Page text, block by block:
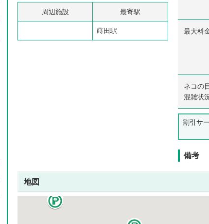
周辺施設 最寄駅
蒔田駅 最大料
ネコの目
混雑状
割引サ
備考
地図